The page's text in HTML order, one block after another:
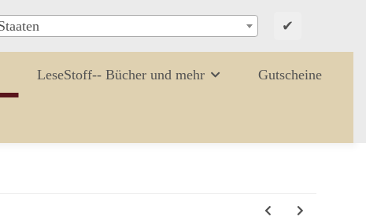
✔
LeseStoff-- Bücher und mehr Gutscheine